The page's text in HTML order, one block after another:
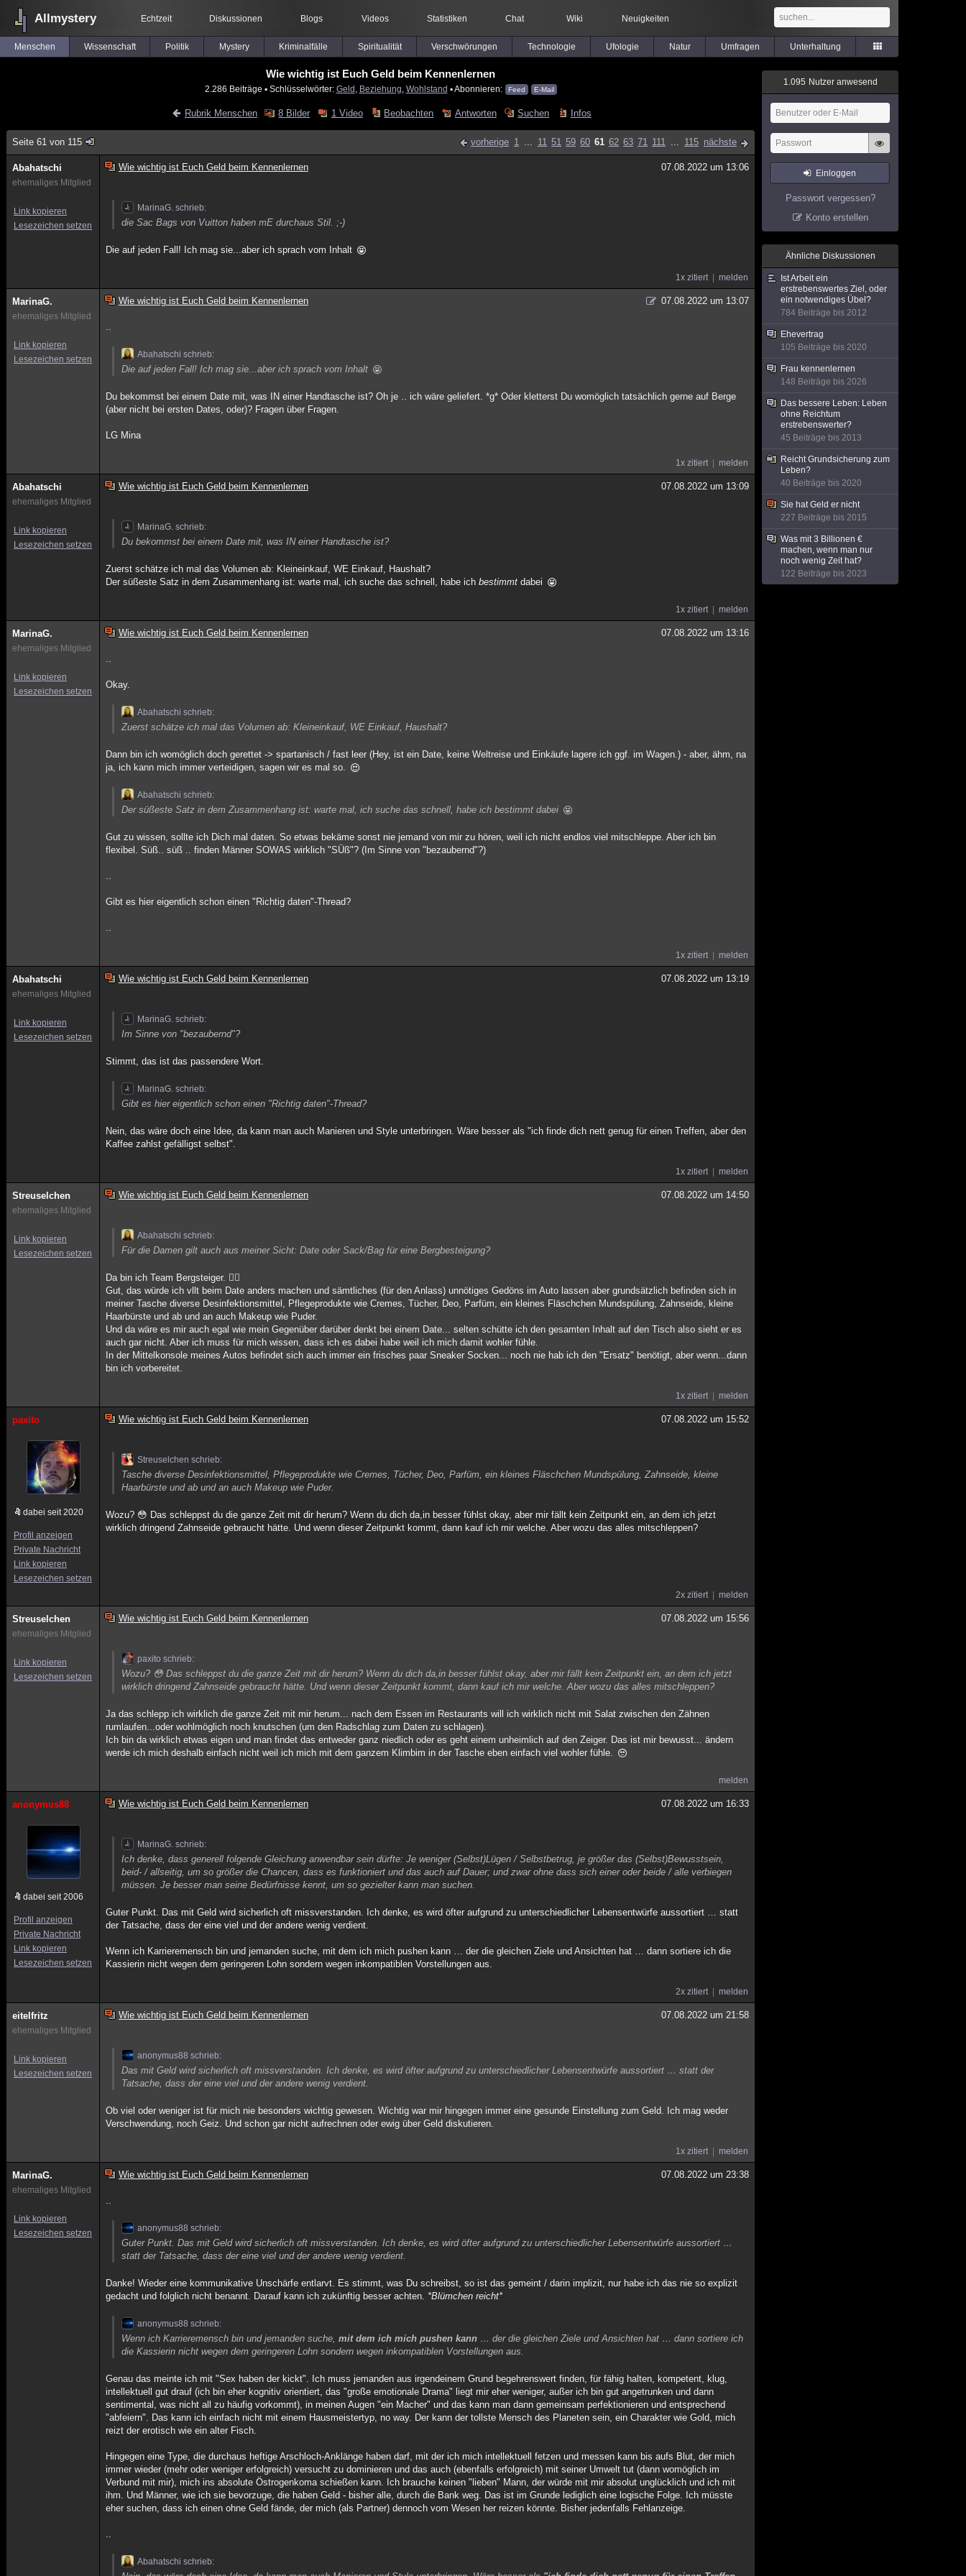
Allmystery Echtzeit Diskussionen Blogs Videos Statistiken Chat Wiki Neuigkeiten
Menschen Wissenschaft Politik Mystery Kriminalfälle Spiritualität Verschwörungen Technologie Ufologie Natur Umfragen Unterhaltung
Wie wichtig ist Euch Geld beim Kennenlernen
2.286 Beiträge ▪ Schlüsselwörter: Geld Beziehung Wohlstand ▪ Abonnieren: Feed E-Mail
Rubrik Menschen 8 Bilder 1 Video Beobachten Antworten Suchen Infos
Seite 61 von 115 vorherige 1 ... 11 51 59 60 61 62 63 71 111 ... 115 nächste
Abahatschi
ehemaliges Mitglied
Link kopieren
Lesezeichen setzen
Wie wichtig ist Euch Geld beim Kennenlernen 07.08.2022 um 13:06
MarinaG. schrieb:
die Sac Bags von Vuitton haben mE durchaus Stil. ;-)
Die auf jeden Fall! Ich mag sie...aber ich sprach vom Inhalt
1x zitiert melden
MarinaG.
ehemaliges Mitglied
Link kopieren
Lesezeichen setzen
Wie wichtig ist Euch Geld beim Kennenlernen 07.08.2022 um 13:07
..
Abahatschi schrieb:
Die auf jeden Fall! Ich mag sie...aber ich sprach vom Inhalt
Du bekommst bei einem Date mit, was IN einer Handtasche ist? Oh je .. ich wäre geliefert. *g* Oder kletterst Du womöglich tatsächlich gerne auf Berge
(aber nicht bei ersten Dates, oder)? Fragen über Fragen.
LG Mina
1x zitiert melden
Abahatschi
ehemaliges Mitglied
Link kopieren
Lesezeichen setzen
Wie wichtig ist Euch Geld beim Kennenlernen 07.08.2022 um 13:09
MarinaG. schrieb:
Du bekommst bei einem Date mit, was IN einer Handtasche ist?
Zuerst schätze ich mal das Volumen ab: Kleineinkauf, WE Einkauf, Haushalt?
Der süßeste Satz in dem Zusammenhang ist: warte mal, ich suche das schnell, habe ichbestimmt dabei
1x zitiert melden
MarinaG.
ehemaliges Mitglied
Link kopieren
Lesezeichen setzen
Wie wichtig ist Euch Geld beim Kennenlernen 07.08.2022 um 13:16
..
Okay.
Abahatschi schrieb:
Zuerst schätze ich mal das Volumen ab: Kleineinkauf, WE Einkauf, Haushalt?
Dann bin ich womöglich doch gerettet -> spartanisch / fast leer (Hey, ist ein Date, keine Weltreise und Einkäufe lagere ich ggf. im Wagen.) - aber, ähm, na
ja, ich kann mich immer verteidigen, sagen wir es mal so.
Abahatschi schrieb:
Der süßeste Satz in dem Zusammenhang ist: warte mal, ich suche das schnell, habe ich bestimmt dabei
Gut zu wissen, sollte ich Dich mal daten. So etwas bekäme sonst nie jemand von mir zu hören, weil ich nicht endlos viel mitschleppe. Aber ich bin
flexibel. Süß.. süß .. finden Männer SOWAS wirklich "SÜß"? (Im Sinne von "bezaubernd"?)
..
Gibt es hier eigentlich schon einen "Richtig daten"-Thread?
..
1x zitiert melden
Abahatschi
ehemaliges Mitglied
Link kopieren
Lesezeichen setzen
Wie wichtig ist Euch Geld beim Kennenlernen 07.08.2022 um 13:19
MarinaG. schrieb:
Im Sinne von "bezaubernd"?
Stimmt, das ist das passendere Wort.
MarinaG. schrieb:
Gibt es hier eigentlich schon einen "Richtig daten"-Thread?
Nein, das wäre doch eine Idee, da kann man auch Manieren und Style unterbringen. Wäre besser als "ich finde dich nett genug für einen Treffen, aber den
Kaffee zahlst gefälligst selbst".
1x zitiert melden
Streuselchen
ehemaliges Mitglied
Link kopieren
Lesezeichen setzen
Wie wichtig ist Euch Geld beim Kennenlernen 07.08.2022 um 14:50
Abahatschi schrieb:
Für die Damen gilt auch aus meiner Sicht: Date oder Sack/Bag für eine Bergbesteigung?
Da bin ich Team Bergsteiger. 🤷‍♀️
Gut, das würde ich vllt beim Date anders machen und sämtliches (für den Anlass) unnötiges Gedöns im Auto lassen aber grundsätzlich befinden sich in
meiner Tasche diverse Desinfektionsmittel, Pflegeprodukte wie Cremes, Tücher, Deo, Parfüm, ein kleines Fläschchen Mundspülung, Zahnseide, kleine
Haarbürste und ab und an auch Makeup wie Puder.
Und da wäre es mir auch egal wie mein Gegenüber darüber denkt bei einem Date... selten schütte ich den gesamten Inhalt auf den Tisch also sieht er es
auch gar nicht. Aber ich muss für mich wissen, dass ich es dabei habe weil ich mich damit wohler fühle.
In der Mittelkonsole meines Autos befindet sich auch immer ein frisches paar Sneaker Socken... noch nie hab ich den "Ersatz" benötigt, aber wenn...dann
bin ich vorbereitet.
1x zitiert melden
paxito
dabei seit 2020
Profil anzeigen
Private Nachricht
Link kopieren
Lesezeichen setzen
Wie wichtig ist Euch Geld beim Kennenlernen 07.08.2022 um 15:52
Streuselchen schrieb:
Tasche diverse Desinfektionsmittel, Pflegeprodukte wie Cremes, Tücher, Deo, Parfüm, ein kleines Fläschchen Mundspülung, Zahnseide, kleine
Haarbürste und ab und an auch Makeup wie Puder.
Wozu? 😳 Das schleppst du die ganze Zeit mit dir herum? Wenn du dich da,in besser fühlst okay, aber mir fällt kein Zeitpunkt ein, an dem ich jetzt
wirklich dringend Zahnseide gebraucht hätte. Und wenn dieser Zeitpunkt kommt, dann kauf ich mir welche. Aber wozu das alles mitschleppen?
2x zitiert melden
Streuselchen
ehemaliges Mitglied
Link kopieren
Lesezeichen setzen
Wie wichtig ist Euch Geld beim Kennenlernen 07.08.2022 um 15:56
paxito schrieb:
Wozu? 😳 Das schleppst du die ganze Zeit mit dir herum? Wenn du dich da,in besser fühlst okay, aber mir fällt kein Zeitpunkt ein, an dem ich jetzt
wirklich dringend Zahnseide gebraucht hätte. Und wenn dieser Zeitpunkt kommt, dann kauf ich mir welche. Aber wozu das alles mitschleppen?
Ja das schlepp ich wirklich die ganze Zeit mit mir herum... nach dem Essen im Restaurants will ich wirklich nicht mit Salat zwischen den Zähnen
rumlaufen...oder wohlmöglich noch knutschen (um den Radschlag zum Daten zu schlagen).
Ich bin da wirklich etwas eigen und man findet das entweder ganz niedlich oder es geht einem unheimlich auf den Zeiger. Das ist mir bewusst... ändern
werde ich mich deshalb einfach nicht weil ich mich mit dem ganzem Klimbim in der Tasche eben einfach viel wohler fühle.
melden
anonymus88
dabei seit 2006
Profil anzeigen
Private Nachricht
Link kopieren
Lesezeichen setzen
Wie wichtig ist Euch Geld beim Kennenlernen 07.08.2022 um 16:33
MarinaG. schrieb:
Ich denke, dass generell folgende Gleichung anwendbar sein dürfte: Je weniger (Selbst)Lügen / Selbstbetrug, je größer das (Selbst)Bewusstsein,
beid- / allseitig, um so größer die Chancen, dass es funktioniert und das auch auf Dauer; und zwar ohne dass sich einer oder beide / alle verbiegen
müssen. Je besser man seine Bedürfnisse kennt, um so gezielter kann man suchen.
Guter Punkt. Das mit Geld wird sicherlich oft missverstanden. Ich denke, es wird öfter aufgrund zu unterschiedlicher Lebensentwürfe aussortiert … statt
der Tatsache, dass der eine viel und der andere wenig verdient.
Wenn ich Karrieremensch bin und jemanden suche, mit dem ich mich pushen kann … der die gleichen Ziele und Ansichten hat … dann sortiere ich die
Kassierin nicht wegen dem geringeren Lohn sondern wegen inkompatiblen Vorstellungen aus.
2x zitiert melden
eitelfritz
ehemaliges Mitglied
Link kopieren
Lesezeichen setzen
Wie wichtig ist Euch Geld beim Kennenlernen 07.08.2022 um 21:58
anonymus88 schrieb:
Das mit Geld wird sicherlich oft missverstanden. Ich denke, es wird öfter aufgrund zu unterschiedlicher Lebensentwürfe aussortiert … statt der
Tatsache, dass der eine viel und der andere wenig verdient.
Ob viel oder weniger ist für mich nie besonders wichtig gewesen. Wichtig war mir hingegen immer eine gesunde Einstellung zum Geld. Ich mag weder
Verschwendung, noch Geiz. Und schon gar nicht aufrechnen oder ewig über Geld diskutieren.
1x zitiert melden
MarinaG.
ehemaliges Mitglied
Link kopieren
Lesezeichen setzen
Wie wichtig ist Euch Geld beim Kennenlernen 07.08.2022 um 23:38
..
anonymus88 schrieb:
Guter Punkt. Das mit Geld wird sicherlich oft missverstanden. Ich denke, es wird öfter aufgrund zu unterschiedlicher Lebensentwürfe aussortiert …
statt der Tatsache, dass der eine viel und der andere wenig verdient.
Danke! Wieder eine kommunikative Unschärfe entlarvt. Es stimmt, was Du schreibst, so ist das gemeint / darin implizit, nur habe ich das nie so explizit
gedacht und folglich nicht benannt. Darauf kann ich zukünftig besser achten. *Blümchen reicht*
anonymus88 schrieb:
Wenn ich Karrieremensch bin und jemanden suche,mit dem ich mich pushen kann … der die gleichen Ziele und Ansichten hat … dann sortiere ich
die Kassierin nicht wegen dem geringeren Lohn sondern wegen inkompatiblen Vorstellungen aus.
Genau das meinte ich mit "Sex haben der kickt". Ich muss jemanden aus irgendeinem Grund begehrenswert finden, für fähig halten, kompetent, klug,
intellektuell gut drauf (ich bin eher kognitiv orientiert, das "große emotionale Drama" liegt mir eher weniger, außer ich bin gut angetrunken und dann
sentimental, was nicht all zu häufig vorkommt), in meinen Augen "ein Macher" und das kann man dann gemeinsam perfektionieren und entsprechend
"abfeiern". Das kann ich einfach nicht mit einem Hausmeistertyp, no way. Der kann der tollste Mensch des Planeten sein, ein Charakter wie Gold, mich
reizt der erotisch wie ein alter Fisch.
Hingegen eine Type, die durchaus heftige Arschloch-Anklänge haben darf, mit der ich mich intellektuell fetzen und messen kann bis aufs Blut, der mich
immer wieder (mehr oder weniger erfolgreich) versucht zu dominieren und das auch (ebenfalls erfolgreich) mit seiner Umwelt tut (dann womöglich im
Verbund mit mir), mich ins absolute Östrogenkoma schießen kann. Ich brauche keinen "lieben" Mann, der würde mit mir absolut unglücklich und ich mit
ihm. Und Männer, wie ich sie bevorzuge, die haben Geld - bisher alle, durch die Bank weg. Das ist im Grunde lediglich eine logische Folge. Ich müsste
eher suchen, dass ich einen ohne Geld fände, der mich (als Partner) dennoch vom Wesen her reizen könnte. Bisher jedenfalls Fehlanzeige.
..
Abahatschi schrieb:
1.095 Nutzer anwesend
Einloggen
Passwort vergessen?
Konto erstellen
Ähnliche Diskussionen
Ist Arbeit ein
erstrebenswertes Ziel, oder
ein notwendiges Übel?
784 Beiträge bis 2012
Ehevertrag
105 Beiträge bis 2020
Frau kennenlernen
148 Beiträge bis 2026
Das bessere Leben: Leben
ohne Reichtum
erstrebenswerter?
45 Beiträge bis 2013
Reicht Grundsicherung zum
Leben?
40 Beiträge bis 2020
Sie hat Geld er nicht
227 Beiträge bis 2015
Was mit 3 Billionen €
machen, wenn man nur
noch wenig Zeit hat?
122 Beiträge bis 2023